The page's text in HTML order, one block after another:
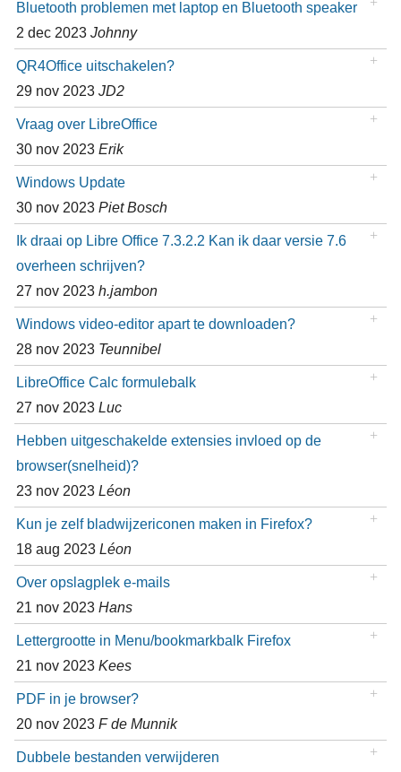
Bluetooth problemen met laptop en Bluetooth speaker
2 dec 2023 Johnny
QR4Office uitschakelen?
29 nov 2023 JD2
Vraag over LibreOffice
30 nov 2023 Erik
Windows Update
30 nov 2023 Piet Bosch
Ik draai op Libre Office 7.3.2.2 Kan ik daar versie 7.6
overheen schrijven?
27 nov 2023 h.jambon
Windows video-editor apart te downloaden?
28 nov 2023 Teunnibel
LibreOffice Calc formulebalk
27 nov 2023 Luc
Hebben uitgeschakelde extensies invloed op de
browser(snelheid)?
23 nov 2023 Léon
Kun je zelf bladwijzericonen maken in Firefox?
18 aug 2023 Léon
Over opslagplek e-mails
21 nov 2023 Hans
Lettergrootte in Menu/bookmarkbalk Firefox
21 nov 2023 Kees
PDF in je browser?
20 nov 2023 F de Munnik
Dubbele bestanden verwijderen